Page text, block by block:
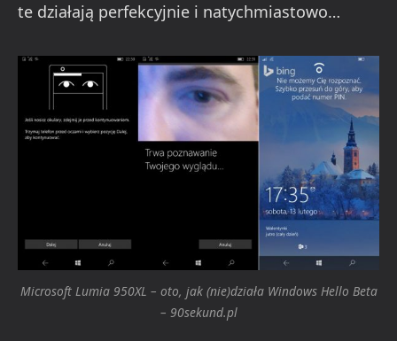
te działają perfekcyjnie i natychmiastowo…
Microsoft Lumia 950XL – oto, jak (nie)działa Windows Hello Beta
– 90sekund.pl